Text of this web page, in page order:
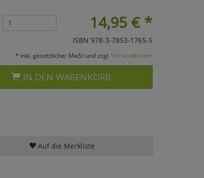
14,95 €*
ISBN 978-3-7853-1765-5
* inkl. gesetzlicher MwSt und zzgl. Versandkosten
IN DEN WARENKORB
Auf die Merkliste